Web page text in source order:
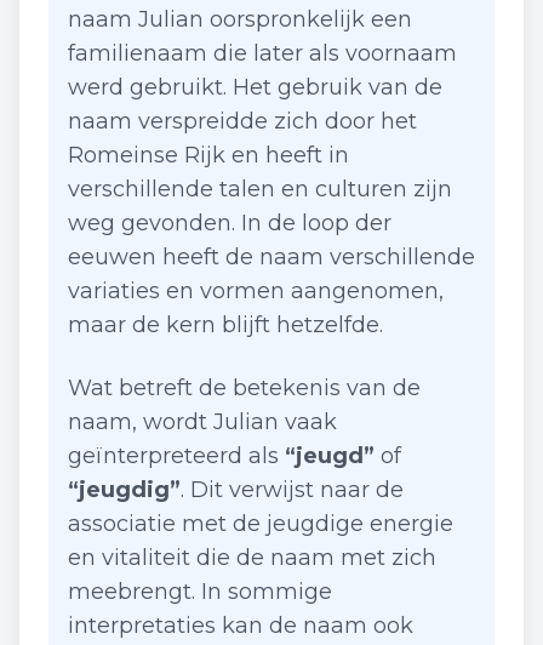
naam Julian oorspronkelijk een
familienaam die later als voornaam
werd gebruikt. Het gebruik van de
naam verspreidde zich door het
Romeinse Rijk en heeft in
verschillende talen en culturen zijn
weg gevonden. In de loop der
eeuwen heeft de naam verschillende
variaties en vormen aangenomen,
maar de kern blijft hetzelfde.
Wat betreft de betekenis van de
naam, wordt Julian vaak
geïnterpreteerd als “jeugd” of
“jeugdig”. Dit verwijst naar de
associatie met de jeugdige energie
en vitaliteit die de naam met zich
meebrengt. In sommige
interpretaties kan de naam ook